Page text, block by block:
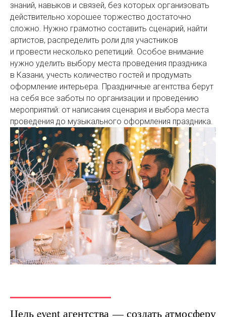
знаний, навыков и связей, без которых организовать
действительно хорошее торжество достаточно
сложно. Нужно грамотно составить сценарий, найти
артистов, распределить роли для участников
и провести несколько репетиций. Особое внимание
нужно уделить выбору места проведения праздника
в Казани, учесть количество гостей и продумать
оформление интерьера. Праздничные агентства берут
на себя все заботы по организации и проведению
мероприятий: от написания сценария и выбора места
проведения до музыкального оформления праздника.
Цель event агентства — создать атмосферу